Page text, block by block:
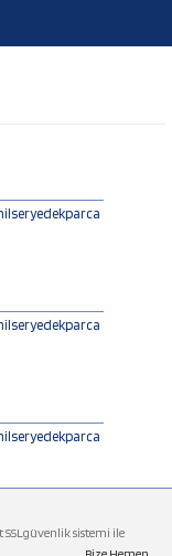
SSLgüvenlik sistemi ile